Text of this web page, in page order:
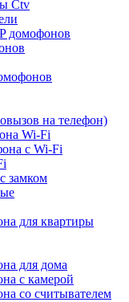
Ctv
домофонов
на телефон)
Wi-Fi
с Wi-Fi
замком
для квартиры
для дома
с камерой
со считывателем